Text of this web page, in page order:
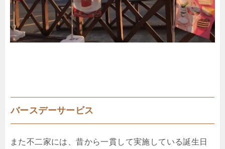
バースデーサービス
また不二家には、昔から一貫して実施している誕生日